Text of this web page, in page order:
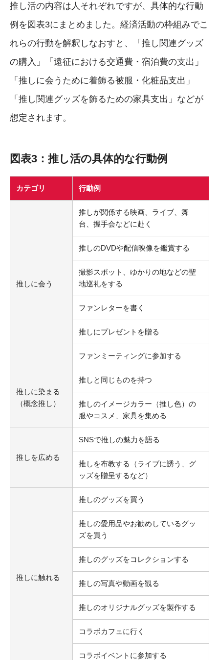
推し活の内容は人それぞれですが、具体的な行動
例を図表3にまとめました。経済活動の枠組みでこ
れらの行動を解釈しなおすと、「推し関連グッズ
の購入」「遠征における交通費・宿泊費の支出」
「推しに会うために着飾る被服・化粧品支出」
「推し関連グッズを飾るための家具支出」などが
想定されます。
図表3：推し活の具体的な行動例
カテゴリ 行動例
推しに会う
推しが関係する映画、ライブ、舞
台、握手会などに赴く
推しのDVDや配信映像を鑑賞する
撮影スポット、ゆかりの地などの聖
地巡礼をする
ファンレターを書く
推しにプレゼントを贈る
ファンミーティングに参加する
推しに染まる
（概念推し）
推しと同じものを持つ
推しのイメージカラー（推し色）の
服やコスメ、家具を集める
推しを広める
SNSで推しの魅力を語る
推しを布教する（ライブに誘う、グ
ッズを贈呈するなど）
推しに触れる
推しのグッズを買う
推しの愛用品やお勧めしているグッ
ズを買う
推しのグッズをコレクションする
推しの写真や動画を観る
推しのオリジナルグッズを製作する
コラボカフェに行く
コラボイベントに参加する